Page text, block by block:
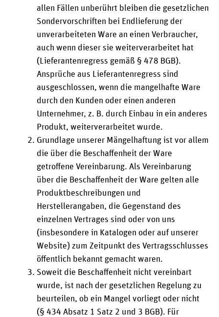
allen Fällen unberührt bleiben die gesetzlichen
Sondervorschriften bei Endlieferung der
unverarbeiteten Ware an einen Verbraucher,
auch wenn dieser sie weiterverarbeitet hat
(Lieferantenregress gemäß § 478 BGB).
Ansprüche aus Lieferantenregress sind
ausgeschlossen, wenn die mangelhafte Ware
durch den Kunden oder einen anderen
Unternehmer, z. B. durch Einbau in ein anderes
Produkt, weiterverarbeitet wurde.
Grundlage unserer Mängelhaftung ist vor allem
die über die Beschaffenheit der Ware
getroffene Vereinbarung. Als Vereinbarung
über die Beschaffenheit der Ware gelten alle
Produktbeschreibungen und
Herstellerangaben, die Gegenstand des
einzelnen Vertrages sind oder von uns
(insbesondere in Katalogen oder auf unserer
Website) zum Zeitpunkt des Vertragsschlusses
öffentlich bekannt gemacht waren.
Soweit die Beschaffenheit nicht vereinbart
wurde, ist nach der gesetzlichen Regelung zu
beurteilen, ob ein Mangel vorliegt oder nicht
(§ 434 Absatz 1 Satz 2 und 3 BGB). Für